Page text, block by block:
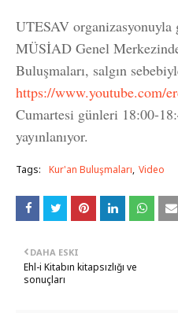
UTESAV organizasyonuyla
MÜSİAD Genel
Buluşmaları, salgın
https://www.youtube.com/
Cumartesi günleri 18:00-
yayınlanıyor.
Tags: Kur'an Buluşmaları Video
DAHA ESKI
Ehl-i Kitabın kitapsızlığı ve
sonuçları